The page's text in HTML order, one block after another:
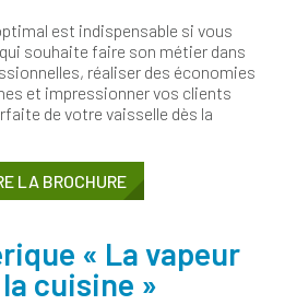
est indispensable si vous
souhaite faire son métier dans
réaliser des économies
et impressionner vos clients
de votre vaisselle dès la
LA BROCHURE
« La vapeur
cuisine »